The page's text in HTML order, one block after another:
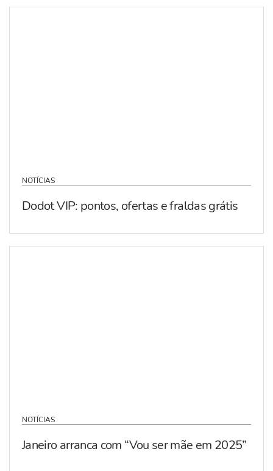
NOTÍCIAS
Dodot VIP: pontos, ofertas e fraldas grátis
NOTÍCIAS
Janeiro arranca com “Vou ser mãe em 2025”